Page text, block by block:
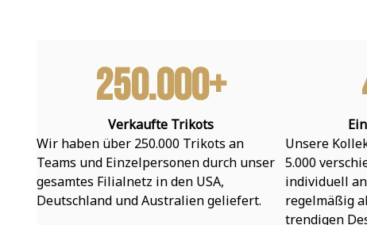
250.000+
Verkaufte Trikots
Wir haben über 250.000 Trikots an
Teams und Einzelpersonen durch unser
gesamtes Filialnetz in den USA,
Deutschland und Australien geliefert.
Unsere
5.000
individuell
regelmäßig
trendigen